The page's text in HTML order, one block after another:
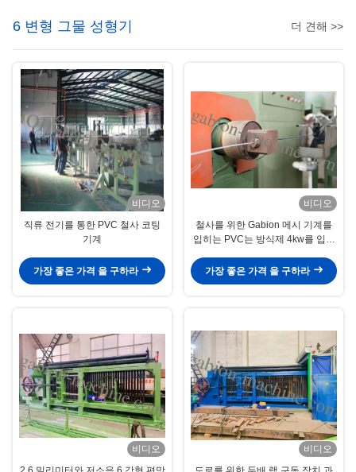
6 변형 그물 성형기 더 견해 >>
비디오
직류 전기를 통한 PVC 철사 코팅
기계
가장 좋은 가격 을 구하라
비디오
철사를 위한 Gabion 메시 기계를
입히는 PVC는 방식제 4kw를 입혔
가장 좋은 가격 을 구하라
비디오
비디오